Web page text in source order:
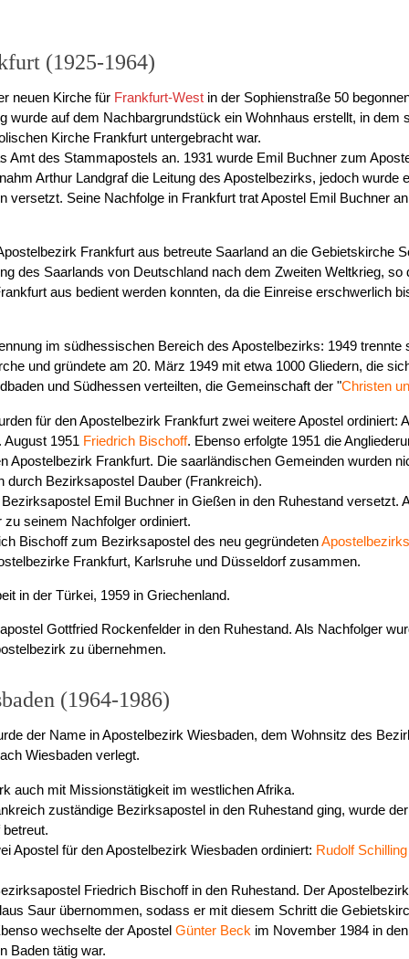
(1925-1964)
neuen Kirche für Frankfurt-West in der Sophienstraße 50
wurde auf dem Nachbargrundstück ein Wohnhaus erstellt, in dem
Kirche Frankfurt untergebracht war.
Amt des Stammapostels an. 1931 wurde Emil Buchner zum
Arthur Landgraf die Leitung des Apostelbezirks, jedoch wurde
versetzt. Seine Nachfolge in Frankfurt trat Apostel Emil Buchner
Frankfurt aus betreute Saarland an die Gebietskirche
des Saarlands von Deutschland nach dem Zweiten Weltkrieg, so
aus bedient werden konnten, da die Einreise erschwerlich
im südhessischen Bereich des Apostelbezirks: 1949
und gründete am 20. März 1949 mit etwa 1000 Gliedern, die
und Südhessen verteilten, die Gemeinschaft der "Christen
für den Apostelbezirk Frankfurt zwei weitere Apostel ordiniert:
August 1951 Friedrich Bischoff. Ebenso erfolgte 1951 die
Apostelbezirk Frankfurt. Die saarländischen Gemeinden wurden
durch Bezirksapostel Dauber (Frankreich).
Emil Buchner in Gießen in den Ruhestand versetzt.
seinem Nachfolger ordiniert.
Bischoff zum Bezirksapostel des neu gegründeten
Frankfurt, Karlsruhe und Düsseldorf zusammen.
in der Türkei, 1959 in Griechenland.
Gottfried Rockenfelder in den Ruhestand. Als Nachfolger
zu übernehmen.
(1964-1986)
der Name in Apostelbezirk Wiesbaden, dem Wohnsitz des
Wiesbaden verlegt.
auch mit Missionstätigkeit im westlichen Afrika.
zuständige Bezirksapostel in den Ruhestand ging, wurde
Apostel für den Apostelbezirk Wiesbaden ordiniert: Rudolf Schilling
Friedrich Bischoff in den Ruhestand. Der
Saur übernommen, sodass er mit diesem Schritt die
wechselte der ApostelGünter Beck im November 1984 in
Baden tätig war.